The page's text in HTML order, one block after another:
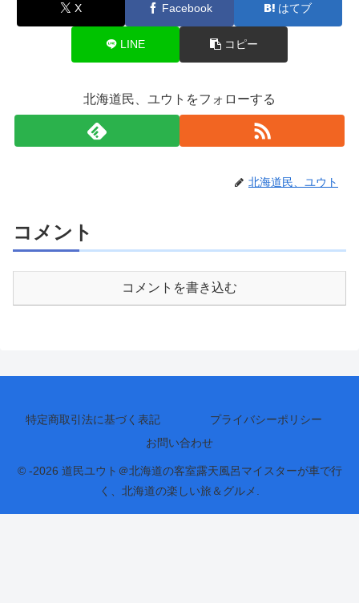
X Facebook はてブ
LINE コピー
北海道民、ユウトをフォローする
北海道民、ユウト
コメント
コメントを書き込む
特定商取引法に基づく表記
プライバシーポリシー
お問い合わせ
© -2026 道民ユウト＠北海道の客室露天風呂マイスターが車で行
く、北海道の楽しい旅＆グルメ.